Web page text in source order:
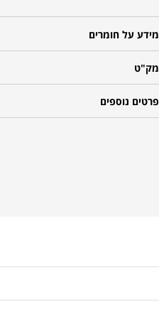
מידע על חומרים
מק"ט
פרטים נוספים